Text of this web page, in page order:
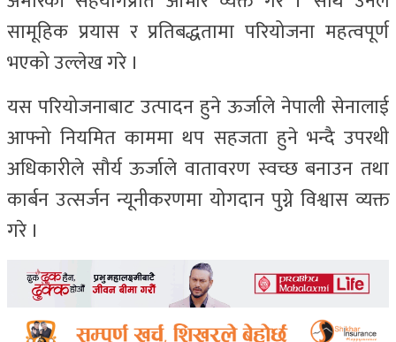
सामूहिक प्रयास र प्रतिबद्धतामा परियोजना महत्वपूर्ण
भएको उल्लेख गरे ।
यस परियोजनाबाट उत्पादन हुने ऊर्जाले नेपाली सेनालाई
आफ्नो नियमित काममा थप सहजता हुने भन्दै उपरथी
अधिकारीले सौर्य ऊर्जाले वातावरण स्वच्छ बनाउन तथा
कार्बन उत्सर्जन न्यूनीकरणमा योगदान पुग्ने विश्वास व्यक्त
गरे ।